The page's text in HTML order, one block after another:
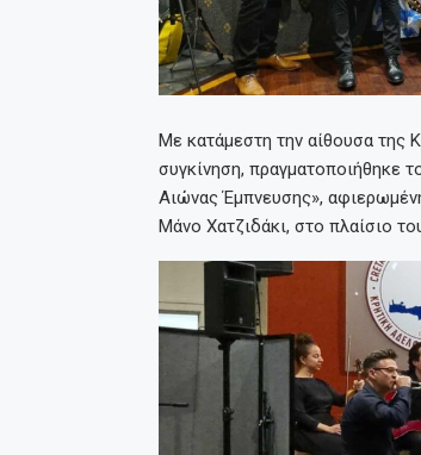
Με κατάμεστη την αίθουσα της
συγκίνηση, πραγματοποιήθηκε
Αιώνας Έμπνευσης»,
Μάνο Χατζιδάκι, στο πλαίσιο